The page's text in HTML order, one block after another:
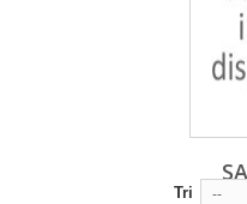
Tri --